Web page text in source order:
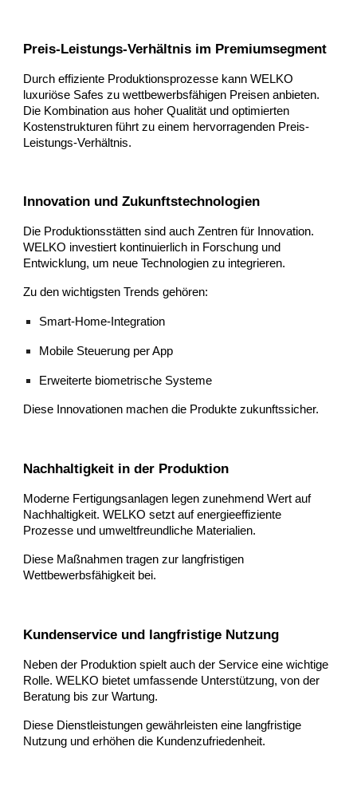
Preis-Leistungs-Verhältnis im Premiumsegment
Durch effiziente Produktionsprozesse kann WELKO
luxuriöse Safes zu wettbewerbsfähigen Preisen anbieten.
Die Kombination aus hoher Qualität und optimierten
Kostenstrukturen führt zu einem hervorragenden Preis-
Leistungs-Verhältnis.
Innovation und Zukunftstechnologien
Die Produktionsstätten sind auch Zentren für Innovation.
WELKO investiert kontinuierlich in Forschung und
Entwicklung, um neue Technologien zu integrieren.
Zu den wichtigsten Trends gehören:
Smart-Home-Integration
Mobile Steuerung per App
Erweiterte biometrische Systeme
Diese Innovationen machen die Produkte zukunftssicher.
Nachhaltigkeit in der Produktion
Moderne Fertigungsanlagen legen zunehmend Wert auf
Nachhaltigkeit. WELKO setzt auf energieeffiziente
Prozesse und umweltfreundliche Materialien.
Diese Maßnahmen tragen zur langfristigen
Wettbewerbsfähigkeit bei.
Kundenservice und langfristige Nutzung
Neben der Produktion spielt auch der Service eine wichtige
Rolle. WELKO bietet umfassende Unterstützung, von der
Beratung bis zur Wartung.
Diese Dienstleistungen gewährleisten eine langfristige
Nutzung und erhöhen die Kundenzufriedenheit.